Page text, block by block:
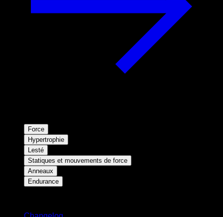
Force
Hypertrophie
Lesté
Statiques et mouvements de force
Anneaux
Endurance